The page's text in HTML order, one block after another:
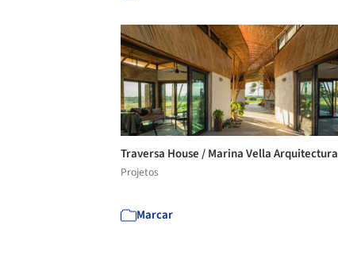
Traversa House / Marina Vella Arquitectura
Projetos
Marcar